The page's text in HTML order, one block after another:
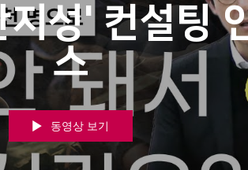
성' 컨설팅
스
동영상 보기